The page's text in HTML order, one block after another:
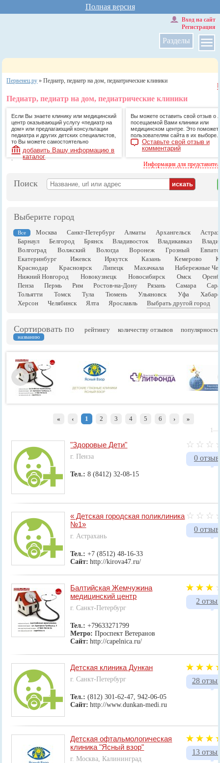
Полная версия
Разделы
Вход на сайт
Регистрация
Первенец.ру »Педиатр, педиатр на дом, педиатрические клиники
Педиатр, педиатр на дом, педиатрические клиники
Если Вы знаете клинику или медицинский
центр оказывающий услугу «педиатр на
дом» или предлагающий консультации
педиатра и других детских специалистов,
то Вы можете самостоятельно
добавить Вашу информацию в
каталог
.
Вы можете оставить свой отзыв о
посещаемой Вами клиники или
медицинском центре. Это поможет
пользователям сайта в их выборе.
Оставьте свой отзыв и
комментарий
Информация для
Поиск
Выберите город
Все Москва Санкт-Петербург Алматы Архангельск
Барнаул
Белгород Брянск Владивосток Владикавказ
Волгоград
Волжский Вологда Воронеж Грозный
Екатеринбург
Ижевск Иркутск Казань Кемерово
Краснодар
Красноярск Липецк Махачкала
Набережные
Нижний Новгород
Новокузнецк Новосибирск Омск
Пенза
Пермь Рим Ростов-на-Дону Рязань Самара
Тольятти
Томск Тула Тюмень Ульяновск Уфа
Херсон
Челябинск Ялта Ярославль Выбрать другой город
Сортировать по рейтингу количеству отзывов популярности
названию
« ‹ 1 2 3 4 5 6 › »
0
"Здоровые Дети"
г. Пенза
Тел.:8 (8412) 32-08-15
0
« Детская городская поликлиника
№1»
г. Астрахань
Тел.:+7 (8512) 48-16-33
Сайт: http://kirova47.ru/
2
Балтийская Жемчужина
медицинский центр
г. Санкт-Петербург
Тел.:+79633271799
Метро:Проспект Ветеранов
Сайт: http://capelnica.ru/
28
Детская клиника Дункан
г. Санкт-Петербург
Тел.:(812) 301-62-47, 942-06-05
Сайт: http://www.dunkan-medi.ru
13
Детская офтальмологическая
клиника "Ясный взор"
г. Москва, Калининград